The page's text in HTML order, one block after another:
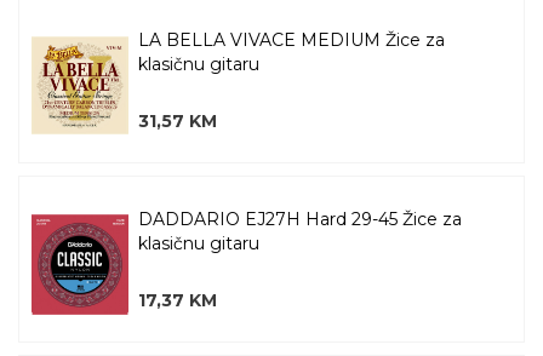
LA BELLA VIVACE MEDIUM Žice za
klasičnu gitaru
31,57 KM
DADDARIO EJ27H Hard 29-45 Žice za
klasičnu gitaru
17,37 KM